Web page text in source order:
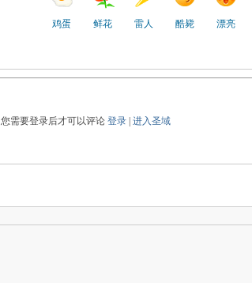
鸡蛋 鲜花 雷人 酷毙 漂亮
您需要登录后才可以评论 登录| 进入圣域